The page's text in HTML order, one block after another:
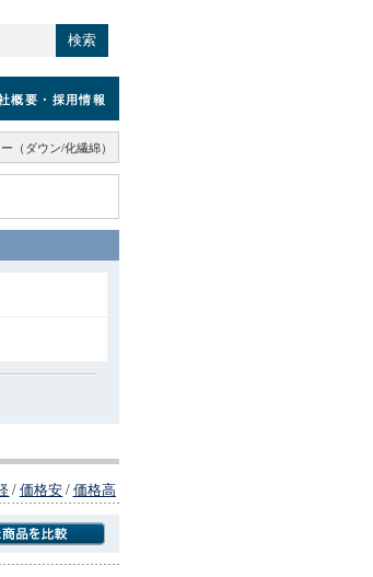
検索
概要 ・採用情報
（ダウン/化繊綿）
/価格安/価格高